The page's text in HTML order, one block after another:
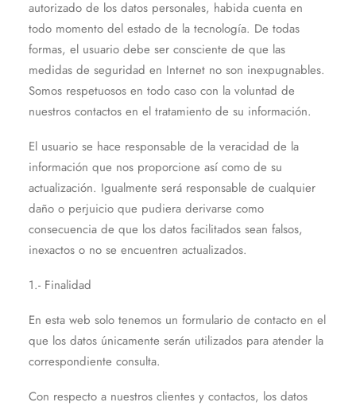
autorizado de los datos personales, habida cuenta en
todo momento del estado de la tecnología. De todas
formas, el usuario debe ser consciente de que las
medidas de seguridad en Internet no son inexpugnables.
Somos respetuosos en todo caso con la voluntad de
nuestros contactos en el tratamiento de su información.
El usuario se hace responsable de la veracidad de la
información que nos proporcione así como de su
actualización. Igualmente será responsable de cualquier
daño o perjuicio que pudiera derivarse como
consecuencia de que los datos facilitados sean falsos,
inexactos o no se encuentren actualizados.
1.- Finalidad
En esta web solo tenemos un formulario de contacto en el
que los datos únicamente serán utilizados para atender la
correspondiente consulta.
Con respecto a nuestros clientes y contactos, los datos